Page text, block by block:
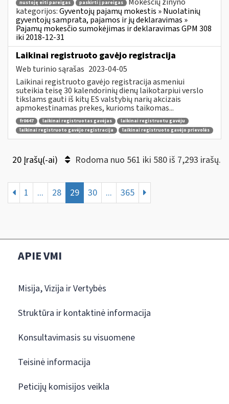
nustoję eiti pareigas paskirti į pareigas
kategorijos:Gyventojų pajamų mokestis » Nuolatinių
gyventojų samprata, pajamos ir jų deklaravimas »
Pajamų mokesčio sumokėjimas ir deklaravimas GPM 308
iki 2018-12-31
Laikinai registruoto gavėjo registracija
Web turinio sąrašas 2023-04-05
Laikinai registruoto gavėjo registracija asmeniui
suteikia teisę 30 kalendorinių dienų laikotarpiui verslo
tikslams gauti iš kitų ES valstybių narių akcizais
apmokestinamas prekes, kurioms taikomas...
fr0647 laikinai registruotas gavėjas
laikinai registruotu gavėju
laikinai registruoto gavėjo registracija
laikinai registruoto gavėjo prievolės
20 Įrašų(-ai) Rodoma nuo 561 iki 580 iš 7,293 irašų.
1 ... 28 29 30 ... 365
APIE VMI
Misija, Vizija ir Vertybės
Struktūra ir kontaktinė informacija
Konsultavimasis su visuomene
Teisinė informacija
Peticijų komisijos veikla